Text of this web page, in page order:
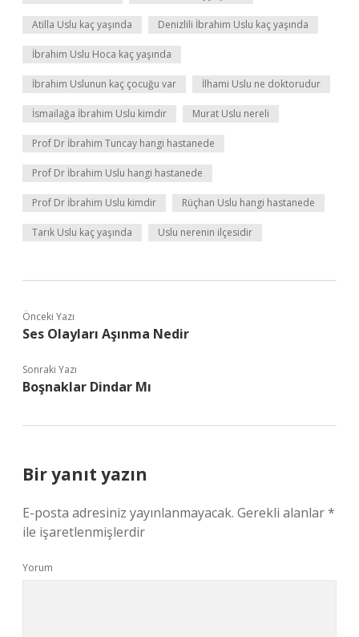
Atilla Uslu kaç yaşında Denizlili İbrahim Uslu kaç yaşında
İbrahim Uslu Hoca kaç yaşında
İbrahim Uslunun kaç çocuğu var İlhami Uslu ne doktorudur
İsmailağa İbrahim Uslu kimdir Murat Uslu nereli
Prof Dr İbrahim Tuncay hangi hastanede
Prof Dr İbrahim Uslu hangi hastanede
Prof Dr İbrahim Uslu kimdir Rüçhan Uslu hangi hastanede
Tarık Uslu kaç yaşında Uslu nerenin ilçesidir
Önceki Yazı
Ses Olayları Aşınma Nedir
Sonraki Yazı
Boşnaklar Dindar Mı
Bir yanıt yazın
E-posta adresiniz yayınlanmayacak. Gerekli alanlar*
ile işaretlenmişlerdir
Yorum